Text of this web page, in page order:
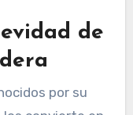
de
por su